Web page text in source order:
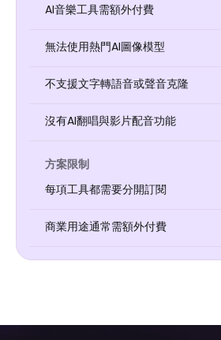
AI音樂工具需額外付費
無法使用熱門AI圖像模型
不支援文字轉語音或聲音克隆
沒有AI翻唱與影片配音功能
方案限制
每項工具都需要分開訂閱
商業用途通常需額外付費